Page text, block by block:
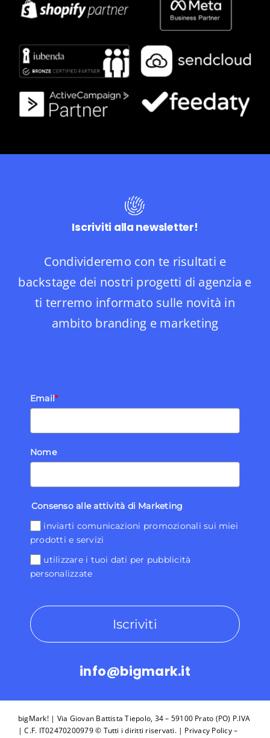
Iscriviti alla newsletter!
Condivideremo con te risultati e
backstage dei nostri progetti di agenzia e
ti terremo informato sulle novità in
ambito branding e marketing
Email*
Nome
Consenso alle attività di Marketing
inviarti comunicazioni promozionali sui miei
prodotti e servizi
utilizzare i tuoi dati per pubblicità
personalizzate
Iscriviti
info@bigmark.it
bigMark! | Via Giovan Battista Tiepolo, 34 – 59100 Prato (PO) P.IVA
| C.F. IT02470200979 © Tutti i diritti riservati. | Privacy Policy–